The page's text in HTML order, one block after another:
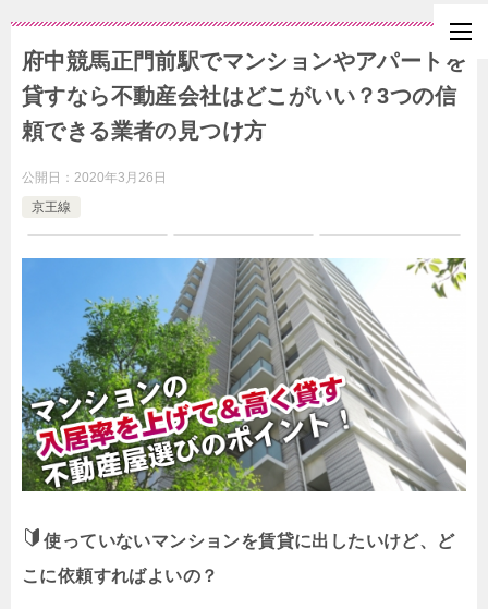
府中競馬正門前駅でマンションやアパートを
貸すなら不動産会社はどこがいい？3つの信
頼できる業者の見つけ方
公開日： 2020年3月26日
京王線
使っていないマンションを賃貸に出したいけど、ど
こに依頼すればよいの？